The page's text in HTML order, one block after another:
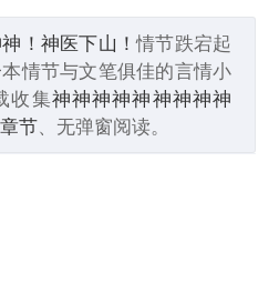
！神医下山！情节跌宕起
情节与文笔俱佳的言情小
收集神神神神神神神神神
节、无弹窗阅读。